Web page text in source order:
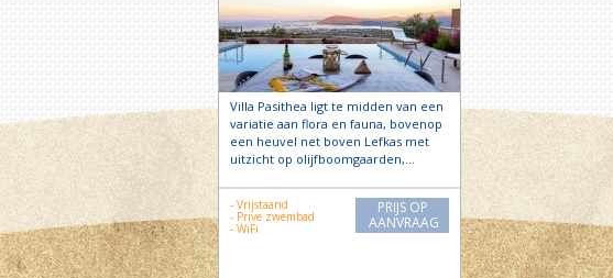
Villa Pasithea ligt te midden van een
variatie aan flora en fauna, bovenop
een heuvel net boven Lefkas met
uitzicht op olijfboomgaarden,…
- Vrijstaand
- Prive zwembad
- WiFi
PRIJS OP
AANVRAAG